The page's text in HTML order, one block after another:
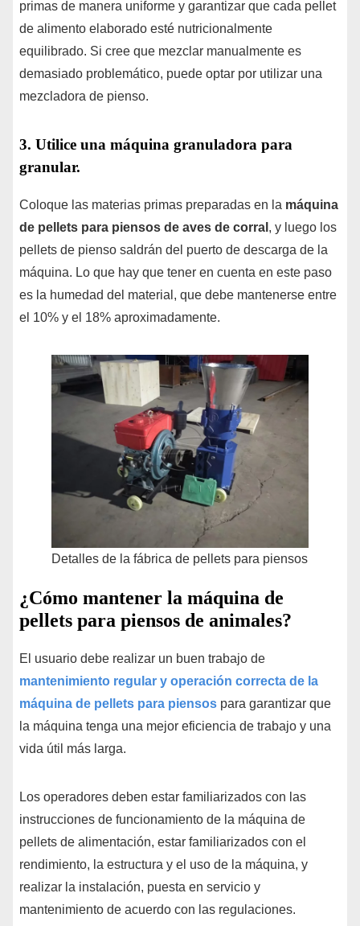
primas de manera uniforme y garantizar que cada pellet
de alimento elaborado esté nutricionalmente
equilibrado. Si cree que mezclar manualmente es
demasiado problemático, puede optar por utilizar una
mezcladora de pienso.
3. Utilice una máquina granuladora para
granular.
Coloque las materias primas preparadas en la máquina
de pellets para piensos de aves de corral , y luego los
pellets de pienso saldrán del puerto de descarga de la
máquina. Lo que hay que tener en cuenta en este paso
es la humedad del material, que debe mantenerse entre
el 10% y el 18% aproximadamente.
Detalles de la fábrica de pellets para piensos
¿Cómo mantener la máquina de
pellets para piensos de animales?
El usuario debe realizar un buen trabajo de
mantenimiento regular y operación correcta de la
máquina de pellets para piensos para garantizar que
la máquina tenga una mejor eficiencia de trabajo y una
vida útil más larga.
Los operadores deben estar familiarizados con las
instrucciones de funcionamiento de la máquina de
pellets de alimentación, estar familiarizados con el
rendimiento, la estructura y el uso de la máquina, y
realizar la instalación, puesta en servicio y
mantenimiento de acuerdo con las regulaciones.